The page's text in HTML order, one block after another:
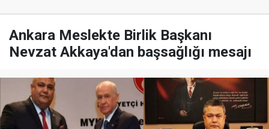
Ankara Meslekte Birlik Başkanı
Nevzat Akkaya'dan başsağlığı mesajı